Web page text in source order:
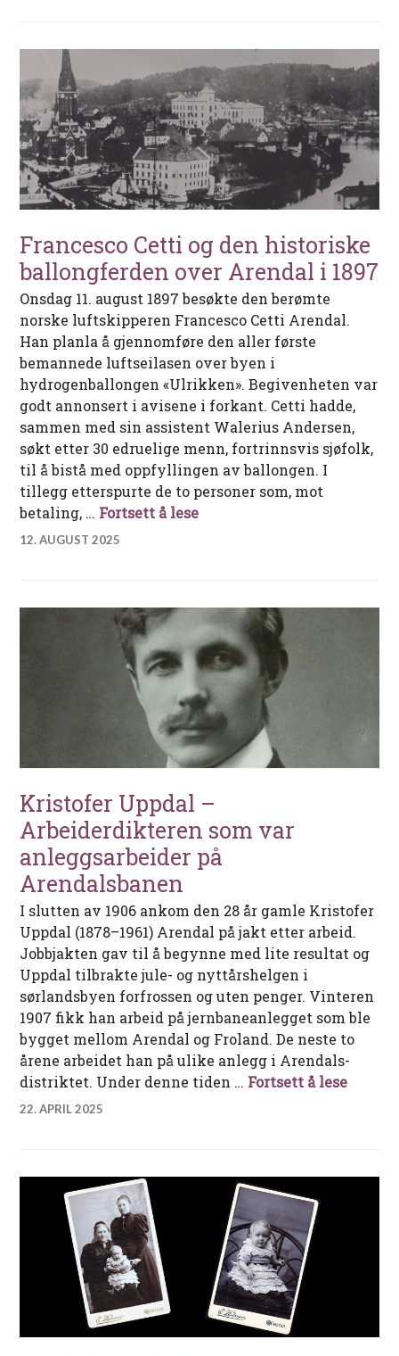
Francesco Cetti og den historiske
ballongferden over Arendal i 1897
Onsdag 11. august 1897 besøkte den berømte
norske luftskipperen Francesco Cetti Arendal.
Han planla å gjennomføre den aller første
bemannede luftseilasen over byen i
hydrogenballongen «Ulrikken». Begivenheten var
godt annonsert i avisene i forkant. Cetti hadde,
sammen med sin assistent Walerius Andersen,
søkt etter 30 edruelige menn, fortrinnsvis sjøfolk,
til å bistå med oppfyllingen av ballongen. I
tillegg etterspurte de to personer som, mot
betaling, … Fortsett å leseFrancesco Cetti og den
12. AUGUST 2025
Kristofer Uppdal –
Arbeiderdikteren som var
anleggsarbeider på
Arendalsbanen
I slutten av 1906 ankom den 28 år gamle Kristofer
Uppdal (1878–1961) Arendal på jakt etter arbeid.
Jobbjakten gav til å begynne med lite resultat og
Uppdal tilbrakte jule- og nyttårshelgen i
sørlandsbyen forfrossen og uten penger. Vinteren
1907 fikk han arbeid på jernbaneanlegget som ble
bygget mellom Arendal og Froland. De neste to
årene arbeidet han på ulike anlegg i Arendals-
distriktet. Under denne tiden … Fortsett å lese
22. APRIL 2025